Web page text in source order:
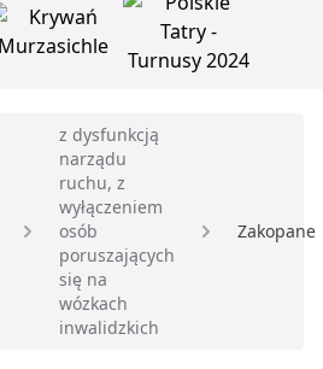
z dysfunkcją
narządu
ruchu, z
wyłączeniem
osób
poruszających
się na
wózkach
inwalidzkich
Zakopane